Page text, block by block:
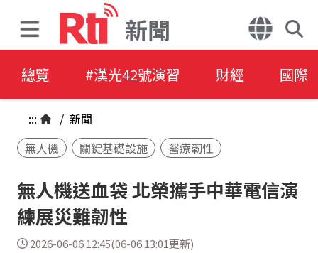
新聞
總覽 #漢光42號演習 財經 國際
::: / 新聞
無人機
關鍵基礎設施 醫療韌性
無人機送血袋 北榮攜手中華電信演
練展災難韌性
2026-06-06 12:45(06-06 13:01更新)